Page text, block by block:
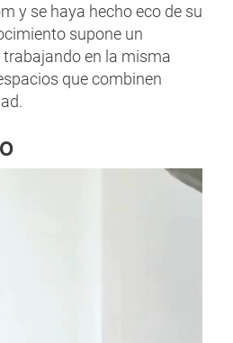
y se haya hecho eco de su
supone un
en la misma
que combinen